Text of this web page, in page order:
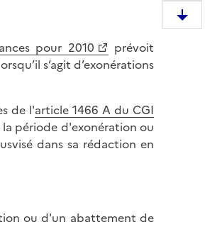
pour 2010
prévoit
s’agit d’exonérations
de l'article 1466 A du CGI
période d'exonération ou
dans sa rédaction en
ou d'un abattement de
e
m
D